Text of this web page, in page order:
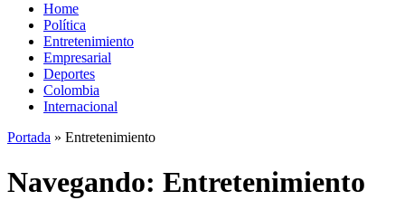
Home
Política
Entretenimiento
Empresarial
Deportes
Colombia
Internacional
Portada » Entretenimiento
Navegando: Entretenimiento